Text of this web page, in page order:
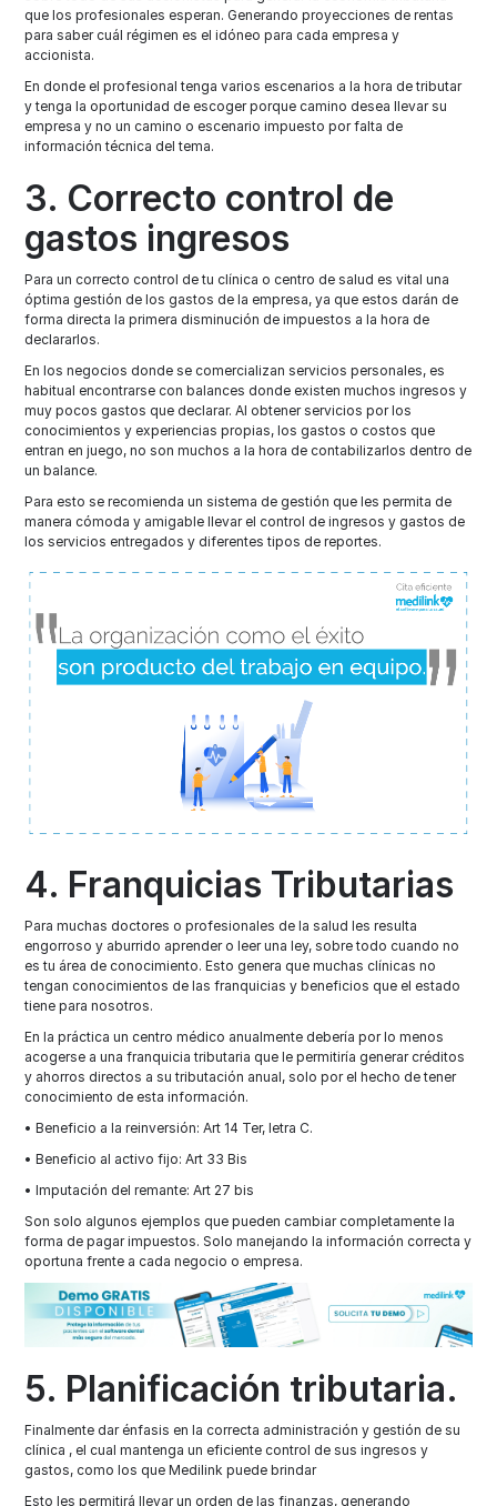
que los profesionales esperan. Generando proyecciones de rentas
para saber cuál régimen es el idóneo para cada empresa y
accionista.
En donde el profesional tenga varios escenarios a la hora de tributar
y tenga la oportunidad de escoger porque camino desea llevar su
empresa y no un camino o escenario impuesto por falta de
información técnica del tema.
3. Correcto control de
gastos ingresos
Para un correcto control de tu clínica o centro de salud es vital una
óptima gestión de los gastos de la empresa, ya que estos darán de
forma directa la primera disminución de impuestos a la hora de
declararlos.
En los negocios donde se comercializan servicios personales, es
habitual encontrarse con balances donde existen muchos ingresos y
muy pocos gastos que declarar. Al obtener servicios por los
conocimientos y experiencias propias, los gastos o costos que
entran en juego, no son muchos a la hora de contabilizarlos dentro de
un balance.
Para esto se recomienda un sistema de gestión que les permita de
manera cómoda y amigable llevar el control de ingresos y gastos de
los servicios entregados y diferentes tipos de reportes.
4. Franquicias Tributarias
Para muchas doctores o profesionales de la salud les resulta
engorroso y aburrido aprender o leer una ley, sobre todo cuando no
es tu área de conocimiento. Esto genera que muchas clínicas no
tengan conocimientos de las franquicias y beneficios que el estado
tiene para nosotros.
En la práctica un centro médico anualmente debería por lo menos
acogerse a una franquicia tributaria que le permitiría generar créditos
y ahorros directos a su tributación anual, solo por el hecho de tener
conocimiento de esta información.
• Beneficio a la reinversión: Art 14 Ter, letra C.
• Beneficio al activo fijo: Art 33 Bis
• Imputación del remante: Art 27 bis
Son solo algunos ejemplos que pueden cambiar completamente la
forma de pagar impuestos. Solo manejando la información correcta y
oportuna frente a cada negocio o empresa.
5. Planificación tributaria.
Finalmente dar énfasis en la correcta administración y gestión de su
clínica , el cual mantenga un eficiente control de sus ingresos y
gastos, como los que Medilink puede brindar
Esto les permitirá llevar un orden de las finanzas, generando